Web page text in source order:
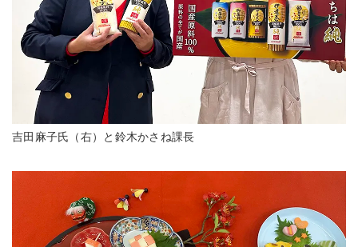
吉田麻子氏（右）と鈴木かさね課長